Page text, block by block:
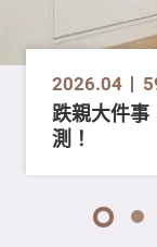
2026.04
跌親大件事
測！
1 2